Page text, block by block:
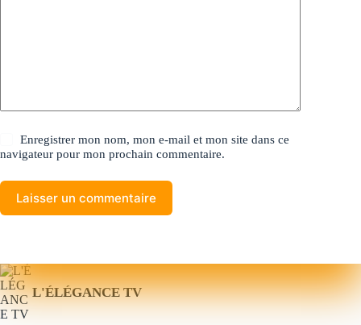
Enregistrer mon nom, mon e-mail et mon site dans ce
navigateur pour mon prochain commentaire.
Laisser un commentaire
L'ÉLÉGANCE TV